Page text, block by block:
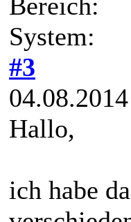
System:
#3
Hallo,
ich habe